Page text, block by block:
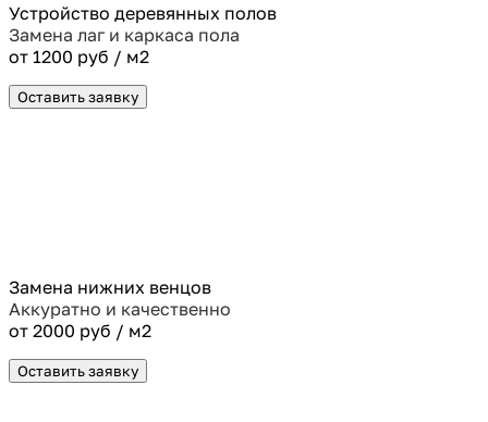
Устройство деревянных полов
Замена лаг и каркаса пола
от 1200 руб / м2
Оставить заявку
Замена нижних венцов
Аккуратно и качественно
от 2000 руб / м2
Оставить заявку